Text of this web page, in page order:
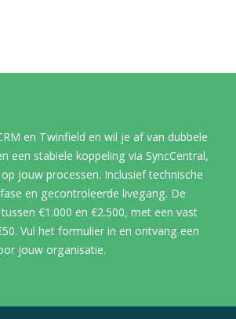
en Twinfield en wil je af van dubbele
een stabiele koppeling via SyncCentral,
jouw processen. Inclusief technische
en gecontroleerde livegang. De
€1.000 en €2.500, met een vast
Vul het formulier in en ontvang een
jouw organisatie.